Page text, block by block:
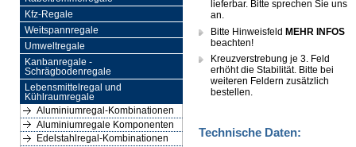
Kfz-Regale
Weitspannregale
Umweltregale
Kanbanregale -
Schrägbodenregale
Lebensmittelregal und
Kühlraumregale
Aluminiumregal-Kombinationen
Aluminiumregale Komponenten
Edelstahlregal-Kombinationen
lieferbar. Bitte sprechen Sie uns
an.
Bitte Hinweisfeld MEHR INFOS
beachten!
Kreuzverstrebung je 3. Feld
erhöht die Stabilität. Bitte bei
weiteren Feldern zusätzlich
bestellen.
Technische Daten: